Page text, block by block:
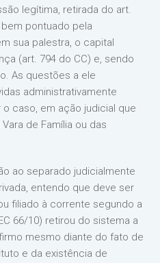
legítima, retirada do art.
pontuado pela
sua palestra, o capital
(art. 794 do CC) e, sendo
As questões a ele
administrativamente
caso, em ação judicial que
de Família ou das
ao separado judicialmente
entendo que deve ser
filiado à corrente segundo a
66/10) retirou do sistema a
mesmo diante do fato de
e da existência de